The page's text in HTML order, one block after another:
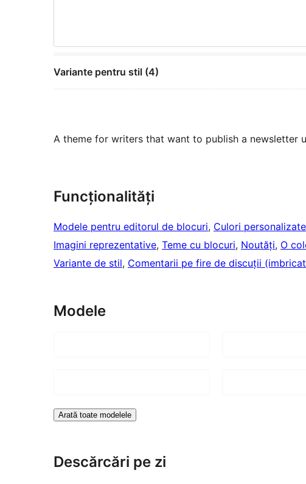
Variante pentru stil (4)
A theme for writers that want to publish a newsletter
Funcționalități
Modele pentru editorul de blocuri, Culori personalizate
Imagini reprezentative, Teme cu blocuri, Noutăți, O
Variante de stil, Comentarii pe fire de discuții
Modele
Arată toate modelele
Descărcări pe zi